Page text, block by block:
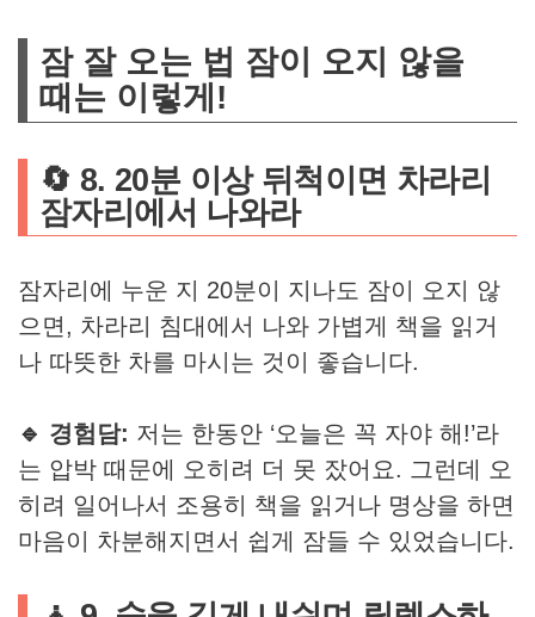
잠 잘 오는 법 잠이 오지 않을
때는 이렇게!
🔄 8. 20분 이상 뒤척이면 차라리
잠자리에서 나와라
잠자리에 누운 지 20분이 지나도 잠이 오지 않
으면, 차라리 침대에서 나와 가볍게 책을 읽거
나 따뜻한 차를 마시는 것이 좋습니다.
🔹 경험담: 저는 한동안 ‘오늘은 꼭 자야 해!’라
는 압박 때문에 오히려 더 못 잤어요. 그런데 오
히려 일어나서 조용히 책을 읽거나 명상을 하면
마음이 차분해지면서 쉽게 잠들 수 있었습니다.